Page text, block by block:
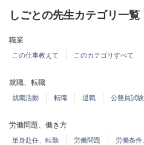
しごとの先生カテゴリ一覧
職業
この仕事教えて このカテゴリすべて
就職、転職
就職活動 転職 退職 公務員試験
労働問題、働き方
単身赴任、転勤 労働問題 労働条件